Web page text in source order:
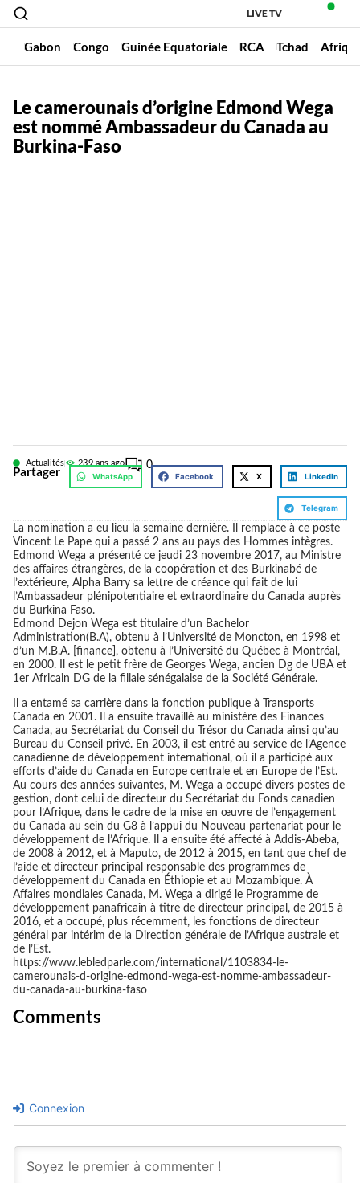
LIVE TV
Gabon Congo Guinée Equatoriale RCA Tchad
Le camerounais d’origine Edmond Wega
est nommé Ambassadeur du Canada au
Burkina-Faso
Actualités 239 ans ago 0
Partager WhatsApp Facebook X LinkedIn
Telegram
La nomination a eu lieu la semaine dernière. Il remplace à ce poste
Vincent Le Pape qui a passé 2 ans au pays des Hommes intègres.
Edmond Wega a présenté ce jeudi 23 novembre 2017, au Ministre
des affaires étrangères, de la coopération et des Burkinabé de
l’extérieure, Alpha Barry sa lettre de créance qui fait de lui
l’Ambassadeur plénipotentiaire et extraordinaire du Canada auprès
du Burkina Faso.
Edmond Dejon Wega est titulaire d’un Bachelor
Administration(B.A), obtenu à l’Université de Moncton, en 1998 et
d’un M.B.A. [finance], obtenu à l’Université du Québec à Montréal,
en 2000. Il est le petit frère de Georges Wega, ancien Dg de UBA et
1er Africain DG de la filiale sénégalaise de la Société Générale.
Il a entamé sa carrière dans la fonction publique à Transports
Canada en 2001. Il a ensuite travaillé au ministère des Finances
Canada, au Secrétariat du Conseil du Trésor du Canada ainsi qu’au
Bureau du Conseil privé. En 2003, il est entré au service de l’Agence
canadienne de développement international, où il a participé aux
efforts d’aide du Canada en Europe centrale et en Europe de l’Est.
Au cours des années suivantes, M. Wega a occupé divers postes de
gestion, dont celui de directeur du Secrétariat du Fonds canadien
pour l’Afrique, dans le cadre de la mise en œuvre de l’engagement
du Canada au sein du G8 à l’appui du Nouveau partenariat pour le
développement de l’Afrique. Il a ensuite été affecté à Addis-Abeba,
de 2008 à 2012, et à Maputo, de 2012 à 2015, en tant que chef de
l’aide et directeur principal responsable des programmes de
développement du Canada en Éthiopie et au Mozambique. À
Affaires mondiales Canada, M. Wega a dirigé le Programme de
développement panafricain à titre de directeur principal, de 2015 à
2016, et a occupé, plus récemment, les fonctions de directeur
général par intérim de la Direction générale de l’Afrique australe et
de l’Est.
https://www.lebledparle.com/international/1103834-le-
camerounais-d-origine-edmond-wega-est-nomme-ambassadeur-
du-canada-au-burkina-faso
Comments
Connexion